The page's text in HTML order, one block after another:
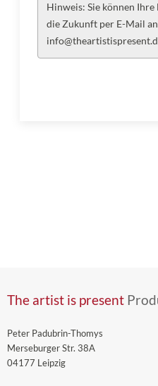
Hinweis: Sie können
die Zukunft per E-Mail an
The artist is present
Peter Padubrin-Thomys
Merseburger Str. 38A
04177 Leipzig